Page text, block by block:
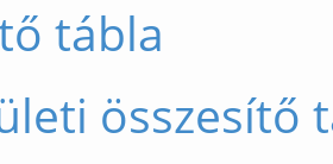
tábla
összesítő